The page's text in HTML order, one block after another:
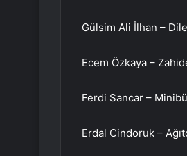
Gülsim Ali İlhan –
Ecem Özkaya –
Ferdi Sancar –
Erdal Cindoruk –